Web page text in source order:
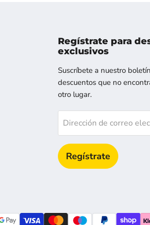
Regístrate para
exclusivos
Suscríbete a nuestro
descuentos que no
otro lugar.
Dirección de correo
Regístrate